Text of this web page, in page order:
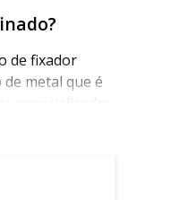
de fixador
metal que é
especializadas.
que são
passam por